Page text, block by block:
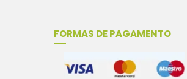
FORMAS DE PAGAMENTO